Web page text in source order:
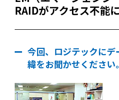
RAIDがアクセス不能に
今回、ロジテックに
緯をお聞かせください。